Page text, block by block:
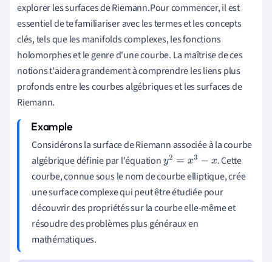
explorer les surfaces de Riemann.Pour commencer, il est
essentiel de te familiariser avec les termes et les concepts
clés, tels que les manifolds complexes, les fonctions
holomorphes et le genre d'une courbe. La maîtrise de ces
notions t'aidera grandement à comprendre les liens plus
profonds entre les courbes algébriques et les surfaces de
Riemann.
Considérons la surface de Riemann associée à la courbe
algébrique définie par l'équationy2= x3 −x
. Cette
courbe, connue sous le nom de courbe elliptique, crée
une surface complexe qui peut être étudiée pour
découvrir des propriétés sur la courbe elle-même et
résoudre des problèmes plus généraux en
mathématiques.